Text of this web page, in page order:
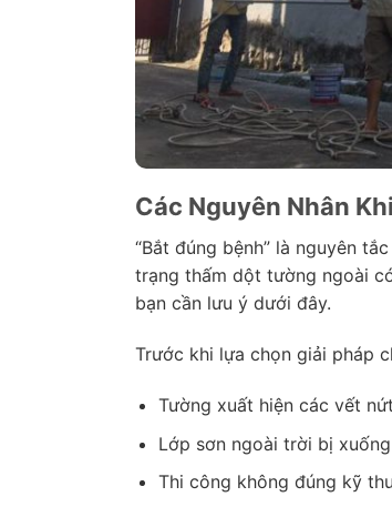
Các Nguyên Nhân
“Bắt đúng bệnh” là nguyên
trạng thấm dột tường ngoài
bạn cần lưu ý dưới đây.
Trước khi lựa chọn giải pháp
Tường xuất hiện các vết
Lớp sơn ngoài trời bị
Thi công không đúng kỹ